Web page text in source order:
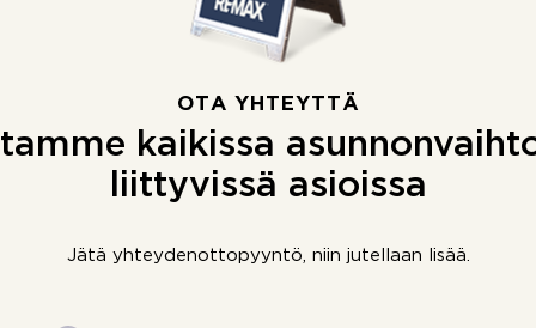
OTA YHTEYTTÄ
kaikissa
liittyvissä asioissa
Jätä yhteydenottopyyntö, niin jutellaan lisää.